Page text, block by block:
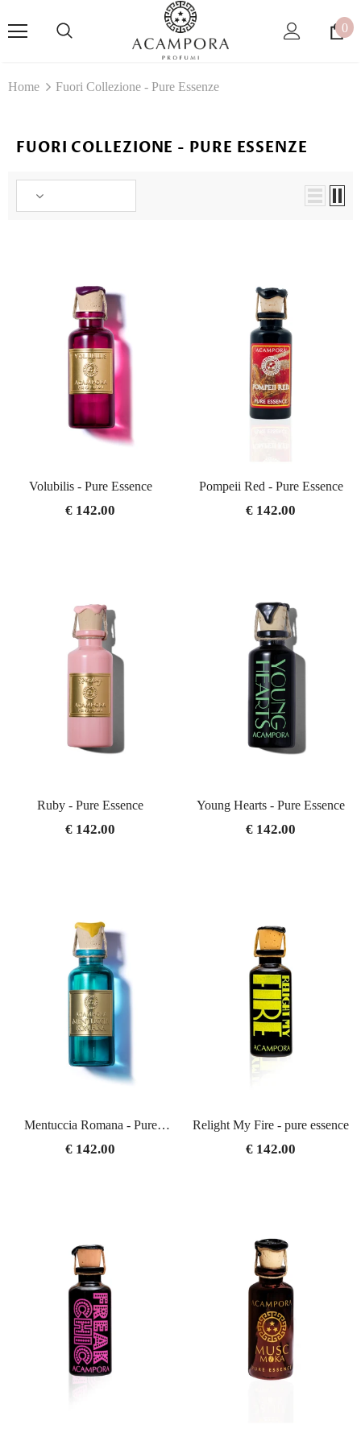
0
Home Fuori Collezione - Pure Essenze
FUORI COLLEZIONE - PURE ESSENZE
Volubilis - Pure Essence
€ 142.00
Pompeii Red - Pure Essence
€ 142.00
Ruby - Pure Essence
€ 142.00
Young Hearts - Pure Essence
€ 142.00
Mentuccia Romana - Pure
Essence
€ 142.00
Relight My Fire - pure essence
€ 142.00